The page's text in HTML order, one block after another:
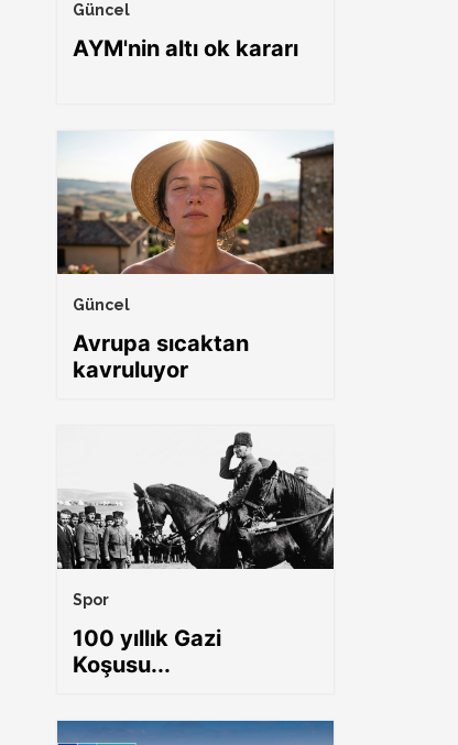
Güncel
AYM'nin altı ok kararı
Güncel
Avrupa sıcaktan
kavruluyor
Spor
100 yıllık Gazi
Koşusu...